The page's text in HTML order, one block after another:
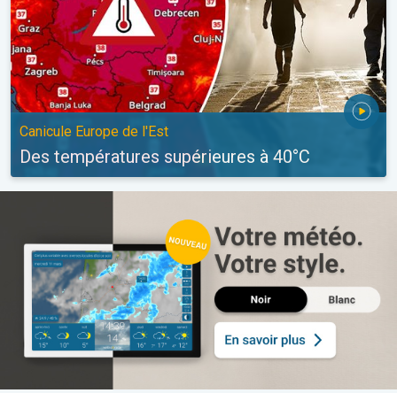
Canicule Europe de l'Est
Des températures supérieures à 40°C